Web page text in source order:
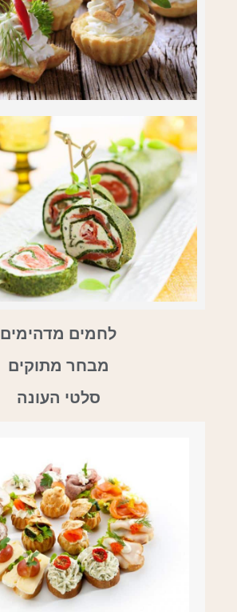
לחמים מדהימים
מבחר מתוקים
סלטי העונה